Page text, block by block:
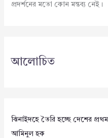
প্রদর্শনের মতো কোন মন্তব্য নেই।
আলোচিত
ঝিনাইদহে তৈরি হচ্ছে দেশের প্রথম
আমিনুল হক